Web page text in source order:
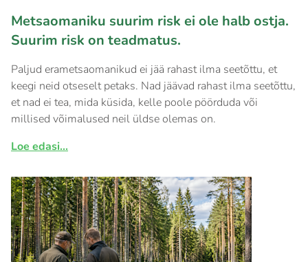
Metsaomaniku suurim risk ei ole halb ostja.
Suurim risk on teadmatus.
Paljud erametsaomanikud ei jää rahast ilma seetõttu, et
keegi neid otseselt petaks. Nad jäävad rahast ilma seetõttu,
et nad ei tea, mida küsida, kelle poole pöörduda või
millised võimalused neil üldse olemas on.
Loe edasi...